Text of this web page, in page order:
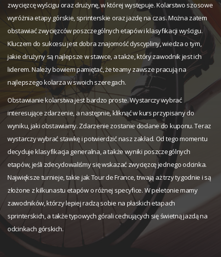
zwycięzcę wyścigu oraz drużynę, w której występuje. Kolarstwo szosowe
wyróżnia etapy górskie, sprinterskie oraz jazdę na czas. Można zatem
obstawiać zwycięzców poszczególnych etapów i klasyfikacji wyścigu.
Kluczem do sukcesu jest dobra znajomość dyscypliny, wiedza o tym,
jakie drużyny są najlepsze w stawce, a także, który zawodnik jest ich
liderem. Należy bowiem pamiętać, że teamy zawsze pracują na
najlepszego kolarza w swoich szeregach.
Obstawianie kolarstwa jest bardzo proste. Wystarczy wybrać
interesujące zdarzenie, a następnie, kliknąć w kurs przypisany do
wyniku, jaki obstawiamy. Zdarzenie zostanie dodane do kuponu. Teraz
wystarczy wybrać stawkę i potwierdzić nasz zakład. Od tego momentu
decyduje klasyfikacja generalna, a także wyniki poszczególnych
etapów, jeśli zdecydowaliśmy się wskazać zwycięzcę jednego odcinka.
Największe turnieje, takie jak Tour de France, trwają aż trzy tygodnie i są
złożone z kilkunastu etapów o różnej specyfice. W peletonie mamy
zawodników, którzy lepiej radzą sobie na płaskich etapach
sprinterskich, a także typowych górali cechujących się świetną jazdą na
odcinkach górskich.